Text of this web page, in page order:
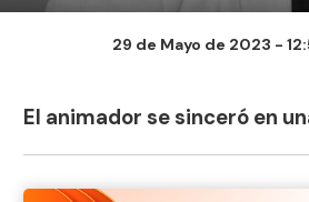
29 de Mayo de 2023 -
El animador se sinceró en